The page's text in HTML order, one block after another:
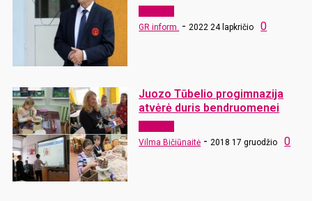
GR inform. - 2022 24 lapkričio 0
Juozo Tūbelio progimnazija
atvėrė duris bendruomenei
Vilma Bičiūnaitė - 2018 17 gruodžio 0